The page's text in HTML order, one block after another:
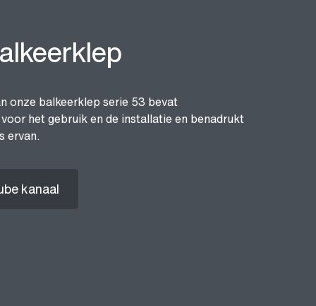
onze balkeerklep serie 53 bevat
het gebruik en de installatie en benadrukt
ervan.
kanaal